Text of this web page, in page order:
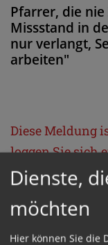
Pfarrer, die
Missstand in
nur verlangt,
arbeiten"
Diese Meldung
loggen Sie sich
Produkt
GESCHÜTZTER
Dienste,
möchten
Hier können Sie die